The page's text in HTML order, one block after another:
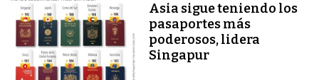
Asia sigue teniendo los
pasaportes más
poderosos, lidera
Singapur